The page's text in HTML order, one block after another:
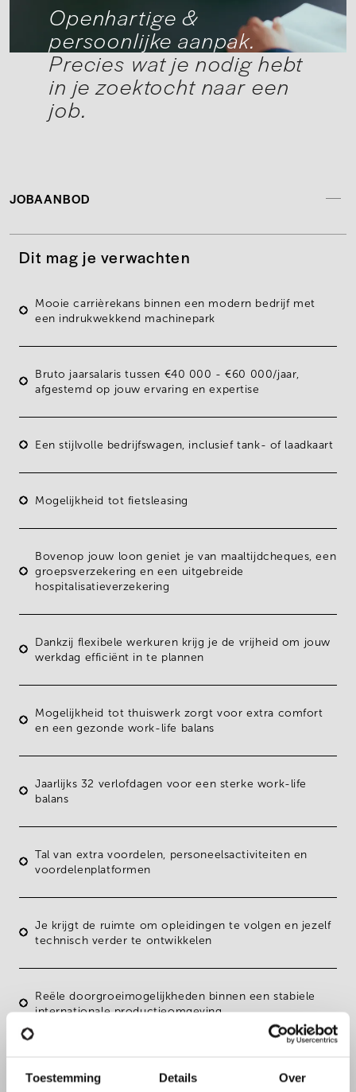
Toestemming Details Over
Openhartige &
persoonlijke aanpak.
Precies wat je nodig hebt
in je zoektocht naar een
job.
JOBAANBOD
Dit mag je verwachten
Mooie carrièrekans binnen een modern bedrijf met
een indrukwekkend machinepark
Bruto jaarsalaris tussen €40 000 - €60 000/jaar
afgestemd op jouw ervaring en expertise
Een stijlvolle bedrijfswagen , inclusief tank- of laadkaart
Mogelijkheid tot fietsleasing
Bovenop jouw loon geniet je van maaltijdcheques , een
groepsverzekering en een uitgebreide
hospitalisatieverzekering
Dankzij flexibele werkuren krijg je de vrijheid om jouw
werkdag efficiënt in te plannen
Mogelijkheid tot thuiswerk zorgt voor extra comfort
en een gezonde work-life balans
Jaarlijks 32 verlofdagen voor een sterke work-life
balans
Tal van extra voordelen, personeelsactiviteiten en
voordelenplatformen
Je krijgt de ruimte om opleidingen te volgen en jezelf
technisch verder te ontwikkelen
Reëledoorgroeimogelijkheden binnen een stabiele
internationale productieomgeving
samenwerking en techniek deel uitmaken van de